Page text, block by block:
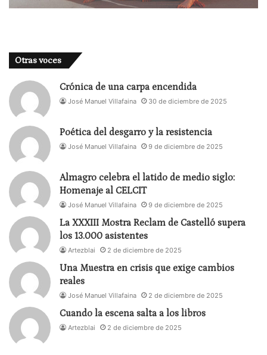
Otras voces
Crónica de una carpa encendida
José Manuel Villafaina 30 de diciembre de 2025
Poética del desgarro y la resistencia
José Manuel Villafaina 9 de diciembre de 2025
Almagro celebra el latido de medio siglo:
Homenaje al CELCIT
José Manuel Villafaina 9 de diciembre de 2025
La XXXIII Mostra Reclam de Castelló supera
los 13.000 asistentes
Artezblai 2 de diciembre de 2025
Una Muestra en crisis que exige cambios
reales
José Manuel Villafaina 2 de diciembre de 2025
Cuando la escena salta a los libros
Artezblai 2 de diciembre de 2025